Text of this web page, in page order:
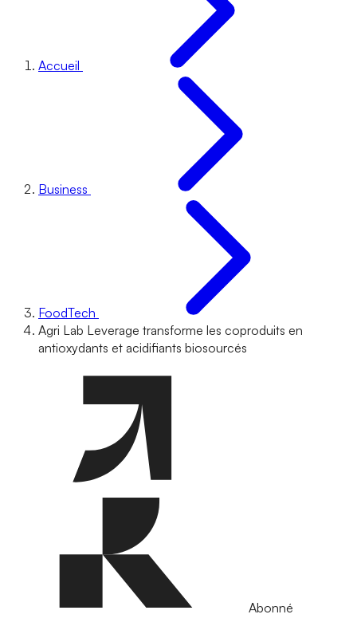
Accueil
Business
FoodTech
Agri Lab Leverage transforme les coproduits en
antioxydants et acidifiants biosourcés
Abonné